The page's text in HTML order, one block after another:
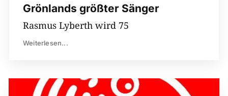
Grönlands größter Sänger
Rasmus Lyberth wird 75
Weiterlesen...